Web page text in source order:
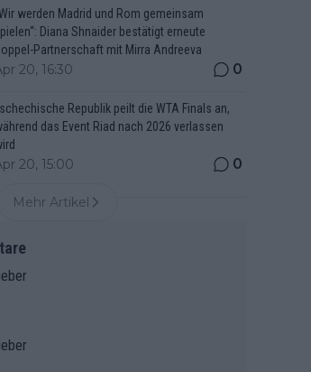
werden Madrid und Rom gemeinsam
Diana Shnaider bestätigt erneute
Partnerschaft mit Mirra Andreeva
20, 16:30 0
Republik peilt die WTA Finals an,
das Event Riad nach 2026 verlassen
20, 15:00 0
Mehr Artikel